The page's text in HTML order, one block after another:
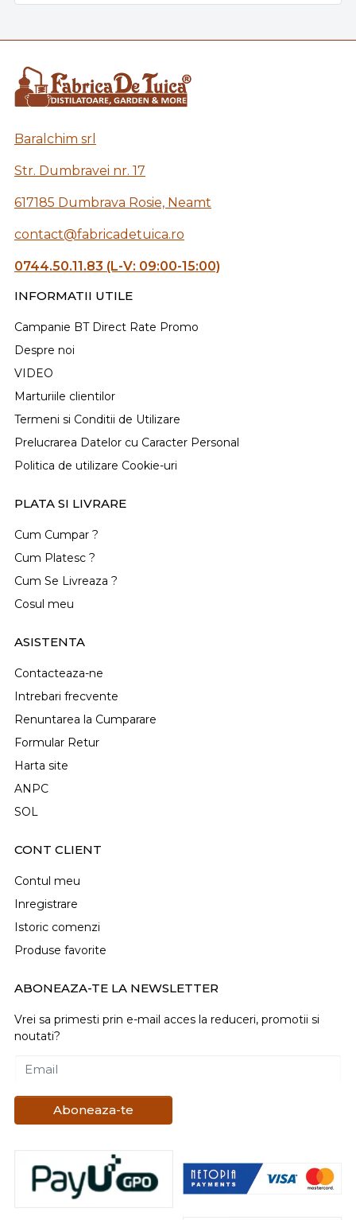
Baralchim srl
Str. Dumbravei nr. 17
617185 Dumbrava Rosie, Neamt
contact@fabricadetuica.ro
0744.50.11.83 (L-V: 09:00-15:00)
INFORMATII UTILE
Campanie BT Direct Rate Promo
Despre noi
VIDEO
Marturiile clientilor
Termeni si Conditii de Utilizare
Prelucrarea Datelor cu Caracter Personal
Politica de utilizare Cookie-uri
PLATA SI LIVRARE
Cum Cumpar ?
Cum Platesc ?
Cum Se Livreaza ?
Cosul meu
ASISTENTA
Contacteaza-ne
Intrebari frecvente
Renuntarea la Cumparare
Formular Retur
Harta site
ANPC
SOL
CONT CLIENT
Contul meu
Inregistrare
Istoric comenzi
Produse favorite
ABONEAZA-TE LA NEWSLETTER
Vrei sa primesti prin e-mail acces la reduceri, promotii si
noutati?
Email
Aboneaza-te